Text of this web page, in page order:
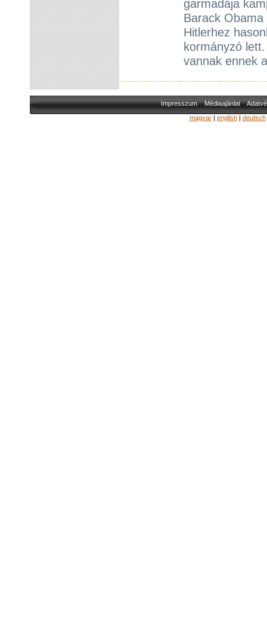
garmadája
Barack
Hitlerhez
kormányzó
vannak ennek
Impresszum Médiaajánlat
magyar| english| deutsch